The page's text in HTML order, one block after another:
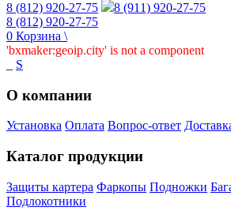
8 (812) 920-27-75
8 (911) 920-27-75
8 (812) 920-27-75
0 Корзина \
'bxmaker:geoip.city' is not a component
S
О компании
Установка Оплата Вопрос-ответ
Каталог продукции
Защиты картера Фаркопы Подножки
Подлокотники